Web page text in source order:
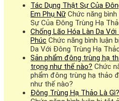
Tác Dụng Thật Sự Của
Em Phụ Nữ Chức năng
Sự Của Đông Trùng Hạ
Chống Lão Hóa Làn Da
Phúc Chức năng bình luận
Da Với Đông Trùng Hạ
Sản phẩm đông trùng hạ
trọng như thế nào? Chức
phẩm đông trùng hạ thảo
như thế nào?
Đông Trùng Hạ Thảo Là